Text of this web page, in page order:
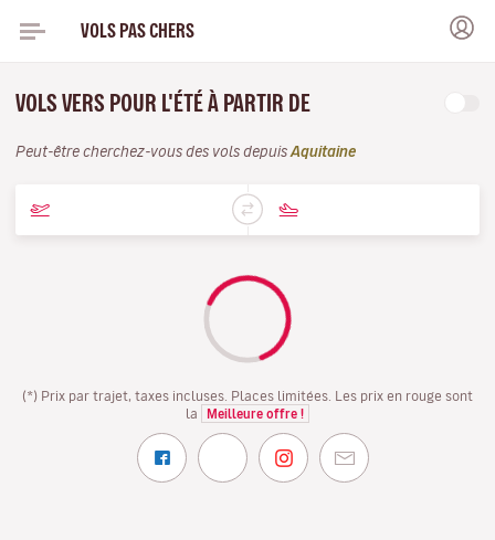
VOLS PAS CHERS
VOLS VERS POUR L'ÉTÉ À PARTIR DE
Peut-être cherchez-vous des vols depuis Aquitaine
(*) Prix par trajet, taxes incluses. Places limitées. Les prix en rouge sont
la
Meilleure offre !